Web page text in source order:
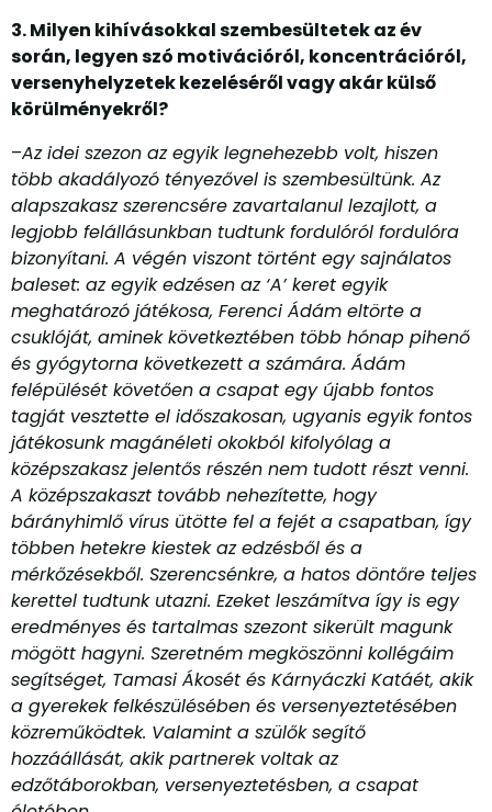
3. Milyen kihívásokkal szembesültetek az év
során, legyen szó motivációról, koncentrációról,
versenyhelyzetek kezeléséről vagy akár külső
körülményekről?
–Az idei szezon az egyik legnehezebb volt, hiszen
több akadályozó tényezővel is szembesültünk. Az
alapszakasz szerencsére zavartalanul lezajlott, a
legjobb felállásunkban tudtunk fordulóról fordulóra
bizonyítani. A végén viszont történt egy sajnálatos
baleset: az egyik edzésen az ‘A’ keret egyik
meghatározó játékosa, Ferenci Ádám eltörte a
csuklóját, aminek következtében több hónap pihenő
és gyógytorna következett a számára. Ádám
felépülését követően a csapat egy újabb fontos
tagját vesztette el időszakosan, ugyanis egyik fontos
játékosunk magánéleti okokból kifolyólag a
középszakasz jelentős részén nem tudott részt venni.
A középszakaszt tovább nehezítette, hogy
bárányhimlő vírus ütötte fel a fejét a csapatban, így
többen hetekre kiestek az edzésből és a
mérkőzésekből. Szerencsénkre, a hatos döntőre teljes
kerettel tudtunk utazni. Ezeket leszámítva így is egy
eredményes és tartalmas szezont sikerült magunk
mögött hagyni. Szeretném megköszönni kollégáim
segítséget, Tamasi Ákosét és Kárnyáczki Katáét, akik
a gyerekek felkészülésében és versenyeztetésében
közreműködtek. Valamint a szülők segítő
hozzáállását, akik partnerek voltak az
edzőtáborokban, versenyeztetésben, a csapat